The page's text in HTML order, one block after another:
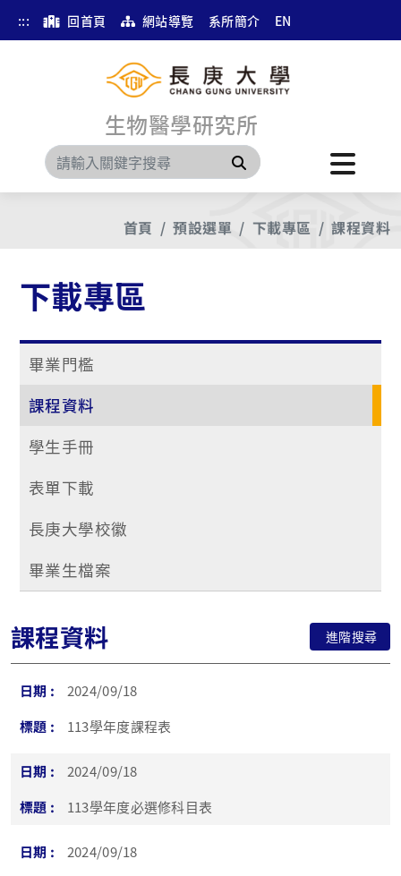
::: 回首頁 網站導覽 系所簡介 EN
生物醫學研究所
搜尋
首頁 預設選單 下載專區 課程資料
下載專區
畢業門檻
課程資料
學生手冊
表單下載
長庚大學校徽
畢業生檔案
課程資料 進階搜尋
2024/09/18
113學年度課程表
2024/09/18
113學年度必選修科目表
2024/09/18